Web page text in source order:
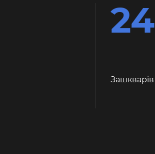
24
Зашкварiв